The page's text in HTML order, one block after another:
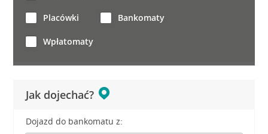
Jak dojechać?
Dojazd do bankomatu z:
Placówki Bankomaty
Wpłatomaty